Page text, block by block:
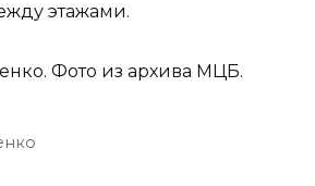
этажами.
Фото из архива МЦБ.